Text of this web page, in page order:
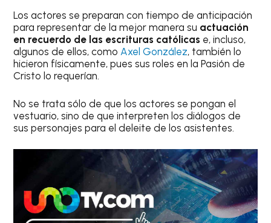
Los actores se preparan con tiempo de anticipación
para representar de la mejor manera su actuación
en recuerdo de las escrituras católicas e, incluso,
algunos de ellos, comoAxel González, también lo
hicieron físicamente, pues sus roles en la Pasión de
Cristo lo requerían.
No se trata sólo de que los actores se pongan el
vestuario, sino de que interpreten los diálogos de
sus personajes para el deleite de los asistentes.